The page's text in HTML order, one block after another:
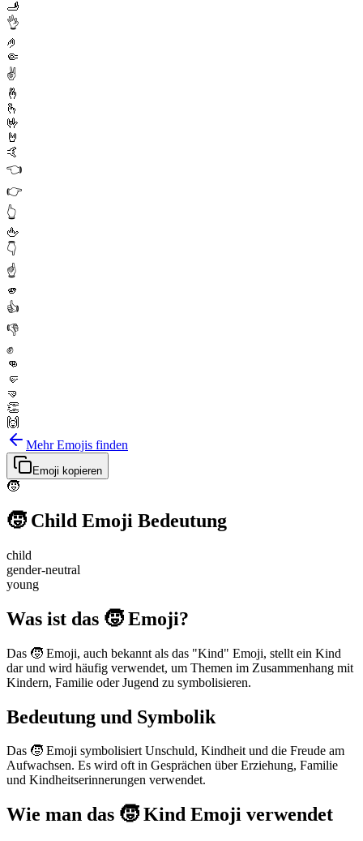
🫸
👌
🤌
🤏
✌️
🤞
🫰
🤟
🤘
🤙
👈
👉
👆
🖕
👇
☝️
🫵
👍
👎
✊
👊
🤛
🤜
👏
🙌
Mehr Emojis finden
Emoji kopieren
🧒
🧒 Child Emoji Bedeutung
child
gender-neutral
young
Was ist das 🧒 Emoji?
Das 🧒 Emoji, auch bekannt als das "Kind" Emoji, stellt ein Kind
dar und wird häufig verwendet, um Themen im Zusammenhang mit
Kindern, Familie oder Jugend zu symbolisieren.
Bedeutung und Symbolik
Das 🧒 Emoji symbolisiert Unschuld, Kindheit und die Freude am
Aufwachsen. Es wird oft in Gesprächen über Erziehung, Familie
und Kindheitserinnerungen verwendet.
Wie man das 🧒 Kind Emoji verwendet